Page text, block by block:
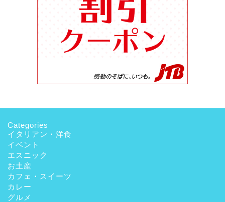
Categories
イタリアン・洋食
イベント
エスニック
お土産
カフェ・スイーツ
カレー
グルメ